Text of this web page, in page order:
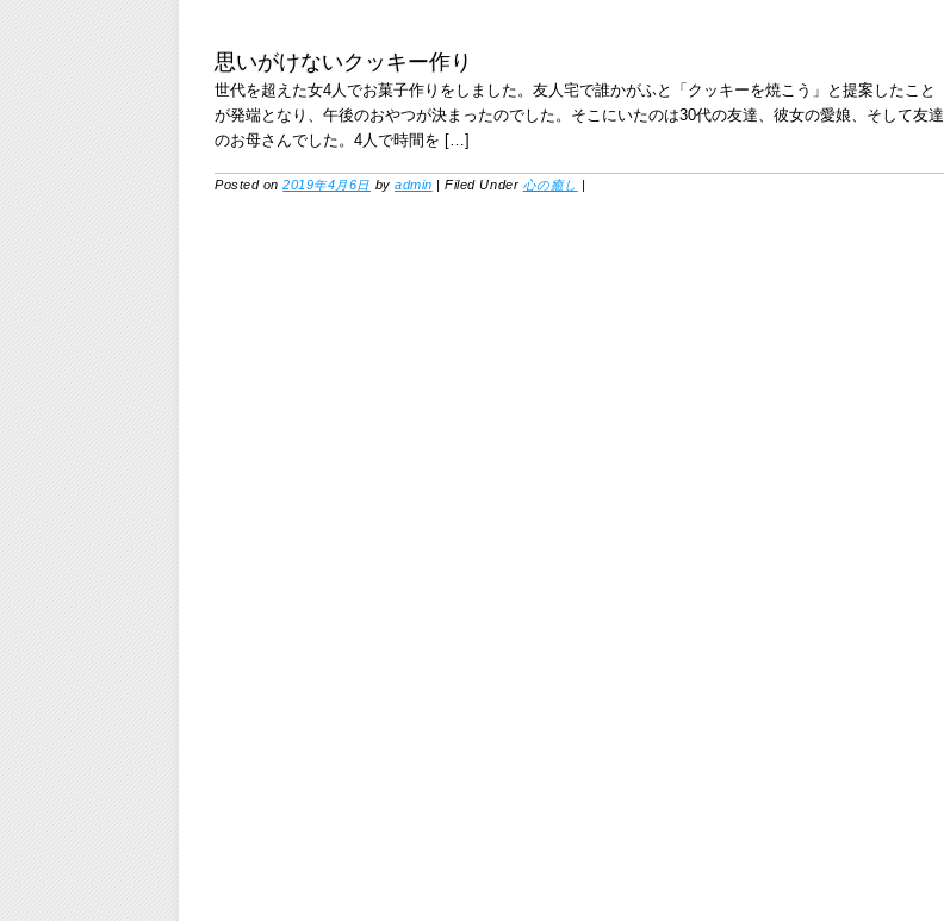
思いがけないクッキー作り
世代を超えた女4人でお菓子作りをしました。友人宅で誰かがふと「クッキーを焼こう」と提案したこと
が発端となり、午後のおやつが決まったのでした。そこにいたのは30代の友達、彼女の愛娘、そして友達
のお母さんでした。4人で時間を […]
Posted on2019年4月6日 byadmin |Filed Under 心の癒し |